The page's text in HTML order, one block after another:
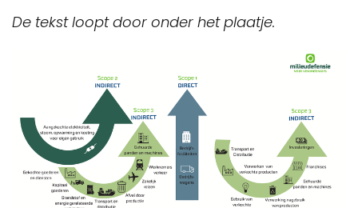
De tekst loopt door onder het plaatje.